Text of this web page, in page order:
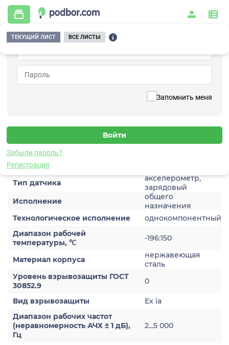
Запомнить меня
Забыли пароль?
Регистрация
ТЕКУЩИЙ ЛИСТ ВСЕ ЛИСТЫ
Главная / Контрольно-измерительные приборы и автоматика / Датчики /
Виброускорения / 1C104HB
Датчик виброускорения
Характеристики
Тип датчика
акселерометр,
зарядовый
Исполнение
общего
назначения
Технологическое исполнение
однокомпонентный
Диапазон рабочей
температуры, ℃
-196:150
Материал корпуса
нержавеющая
сталь
Уровень взрывозащиты ГОСТ
30852.9
0
Вид взрывозащиты
Ex ia
Диапазон рабочих частот
(неравномерность АЧХ ± 1 дБ),
Гц
2...5 000